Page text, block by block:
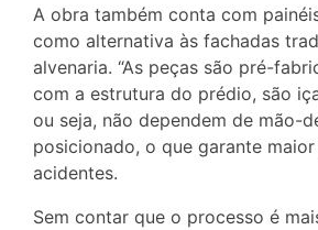
A obra também conta com
como alternativa às fachadas
alvenaria. “As peças são pré-
com a estrutura do prédio, são
ou seja, não dependem de mão-
posicionado, o que garante
acidentes.
Sem contar que o processo é